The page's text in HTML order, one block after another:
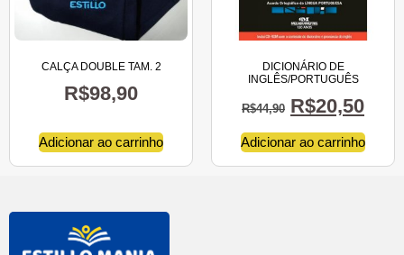
CALÇA DOUBLE TAM. 2
R$98,90
Adicionar ao carrinho
DICIONÁRIO DE
INGLÊS/PORTUGUÊS
R$44,90 R$20,50
Adicionar ao carrinho